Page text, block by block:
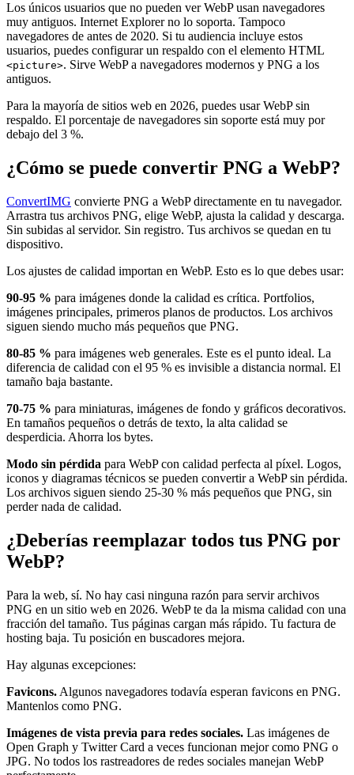
Los únicos usuarios que no pueden ver WebP usan navegadores
muy antiguos. Internet Explorer no lo soporta. Tampoco
navegadores de antes de 2020. Si tu audiencia incluye estos
usuarios, puedes configurar un respaldo con el elemento HTML
<picture>. Sirve WebP a navegadores modernos y PNG a los
antiguos.
Para la mayoría de sitios web en 2026, puedes usar WebP sin
respaldo. El porcentaje de navegadores sin soporte está muy por
debajo del 3 %.
¿Cómo se puede convertir PNG a WebP?
ConvertIMG convierte PNG a WebP directamente en tu navegador.
Arrastra tus archivos PNG, elige WebP, ajusta la calidad y descarga.
Sin subidas al servidor. Sin registro. Tus archivos se quedan en tu
dispositivo.
Los ajustes de calidad importan en WebP. Esto es lo que debes usar:
90-95 % para imágenes donde la calidad es crítica. Portfolios,
imágenes principales, primeros planos de productos. Los archivos
siguen siendo mucho más pequeños que PNG.
80-85 % para imágenes web generales. Este es el punto ideal. La
diferencia de calidad con el 95 % es invisible a distancia normal. El
tamaño baja bastante.
70-75 % para miniaturas, imágenes de fondo y gráficos decorativos.
En tamaños pequeños o detrás de texto, la alta calidad se
desperdicia. Ahorra los bytes.
Modo sin pérdida para WebP con calidad perfecta al píxel. Logos,
iconos y diagramas técnicos se pueden convertir a WebP sin pérdida.
Los archivos siguen siendo 25-30 % más pequeños que PNG, sin
perder nada de calidad.
¿Deberías reemplazar todos tus PNG por
WebP?
Para la web, sí. No hay casi ninguna razón para servir archivos
PNG en un sitio web en 2026. WebP te da la misma calidad con una
fracción del tamaño. Tus páginas cargan más rápido. Tu factura de
hosting baja. Tu posición en buscadores mejora.
Hay algunas excepciones:
Favicons. Algunos navegadores todavía esperan favicons en PNG.
Mantenlos como PNG.
Imágenes de vista previa para redes sociales. Las imágenes de
Open Graph y Twitter Card a veces funcionan mejor como PNG o
JPG. No todos los rastreadores de redes sociales manejan WebP